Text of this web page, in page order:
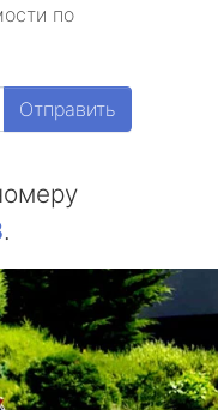
по
Отправить
.